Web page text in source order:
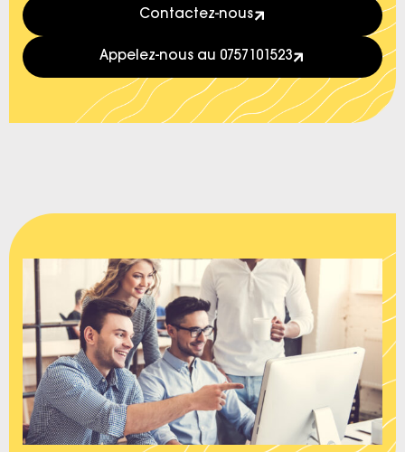
Contactez-nous
Appelez-nous au 0757101523